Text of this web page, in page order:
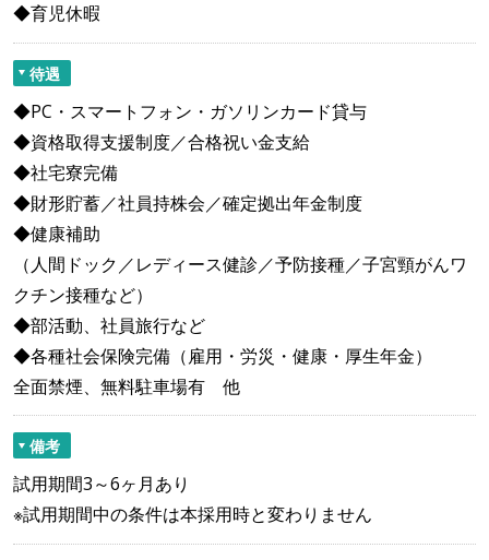
◆育児休暇
待遇
◆PC・スマートフォン・ガソリンカード貸与
◆資格取得支援制度／合格祝い金支給
◆社宅寮完備
◆財形貯蓄／社員持株会／確定拠出年金制度
◆健康補助
（人間ドック／レディース健診／予防接種／子宮頸がんワ
クチン接種など）
◆部活動、社員旅行など
◆各種社会保険完備（雇用・労災・健康・厚生年金）
全面禁煙、無料駐車場有 他
備考
試用期間3～6ヶ月あり
※試用期間中の条件は本採用時と変わりません